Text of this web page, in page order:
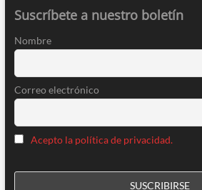
Suscríbete a nuestro boletín
Nombre
Correo electrónico
Acepto la política de privacidad.